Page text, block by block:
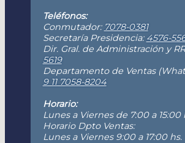
Teléfonos:
Conmutador: 7078-0381
Secretaría Presidencia: 4576-
Dir. Gral. de Administración y
5619
Departamento de Ventas
9 11 7058-8204
Horario:
Lunes a Viernes de 7:00 a 15:00
Horario Dpto Ventas:
Lunes a Viernes 9:00 a 17:00 hs.